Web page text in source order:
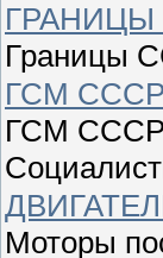
Границы
ГСМ СССР
ГСМ СССР
Моторы